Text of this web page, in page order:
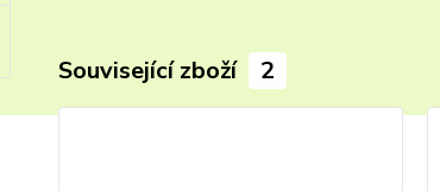
Související zboží 2